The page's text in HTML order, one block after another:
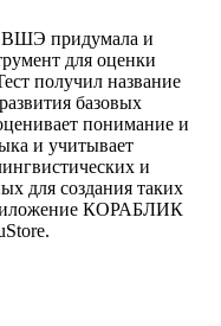
ВШЭ придумала и
для оценки
получил название
базовых
понимание и
и учитывает
и
для создания таких
КОРАБЛИК